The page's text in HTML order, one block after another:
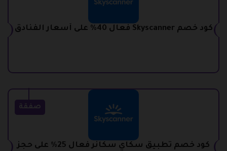
كود خصم Skyscanner فعال 40% على أسعار الفنادق
صفقة
كود خصم تطبيق سكاي سكانر فعال 25% على حجز